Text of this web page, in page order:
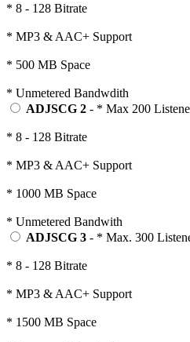
* 8 - 128 Bitrate
* MP3 & AAC+ Support
* 500 MB Space
* Unmetered Bandwdith
ADJSCG 2 - * Max 200
* 8 - 128 Bitrate
* MP3 & AAC+ Support
* 1000 MB Space
* Unmetered Bandwith
ADJSCG 3 - * Max. 300
* 8 - 128 Bitrate
* MP3 & AAC+ Support
* 1500 MB Space